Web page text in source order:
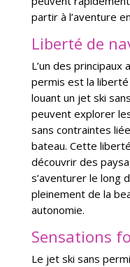
partir à l’aventure
Liberté de
L’un des
permis est la liberté
louant un jet ski
peuvent explorer
sans contraintes
bateau. Cette
découvrir des
s’aventurer le long
pleinement de la
autonomie.
Sensations
Le jet ski sans